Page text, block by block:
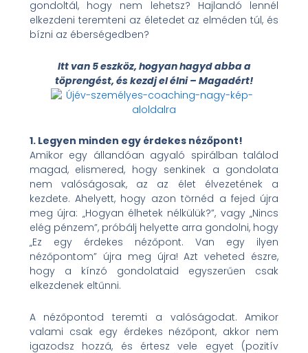
gondoltál, hogy nem lehetsz? Hajlandó lennél
elkezdeni teremteni az életedet az elméden túl, és
bízni az éberségedben?
Itt van 5 eszköz, hogyan hagyd abba a
töprengést, és kezdj el élni – Magadért!
1. Legyen minden egy érdekes nézőpont!
Amikor egy állandóan agyaló spirálban találod
magad, elismered, hogy senkinek a gondolata
nem valóságosak, az az élet élvezetének a
kezdete. Ahelyett, hogy azon törnéd a fejed újra
meg újra: „Hogyan élhetek nélkülük?”, vagy „Nincs
elég pénzem”, próbálj helyette arra gondolni, hogy
„Ez egy érdekes nézőpont. Van egy ilyen
nézőpontom” újra meg újra! Azt veheted észre,
hogy a kínzó gondolataid egyszerűen csak
elkezdenek eltűnni.
A nézőpontod teremti a valóságodat. Amikor
valami csak egy érdekes nézőpont, akkor nem
igazodsz hozzá, és értesz vele egyet (pozitív